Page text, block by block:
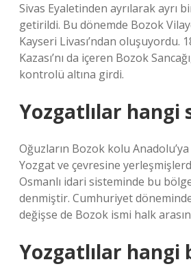
Sivas Eyaletinden ayrılarak ayrı
getirildi. Bu dönemde Bozok
Kayseri Livası’ndan oluşuyordu.
Kazası’nı da içeren Bozok
kontrolü altına girdi.
Yozgatlılar hangi
Oğuzların Bozok kolu
Yozgat ve çevresine
Osmanlı idari sisteminde bu
denmiştir. Cumhuriyet
değişse de Bozok ismi halk
Yozgatlılar hangi